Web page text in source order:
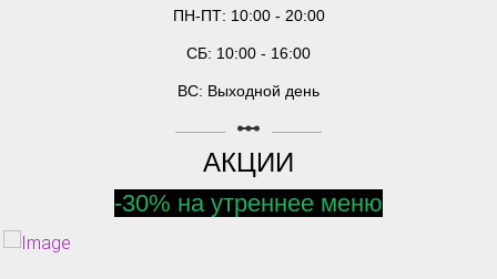
ПН-ПТ: 10:00 - 20:00
СБ: 10:00 - 16:00
ВС: Выходной день
linear_scale
АКЦИИ
-30% на утреннее меню